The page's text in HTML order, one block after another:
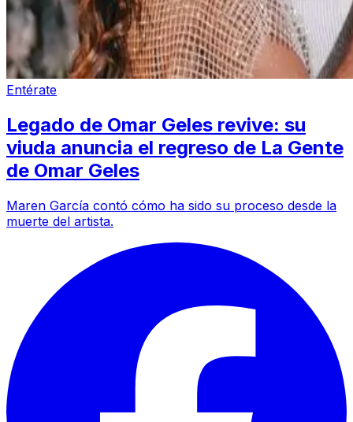
Entérate
Legado de Omar Geles revive: su
viuda anuncia el regreso de La Gente
de Omar Geles
Maren García contó cómo ha sido su proceso desde la
muerte del artista.